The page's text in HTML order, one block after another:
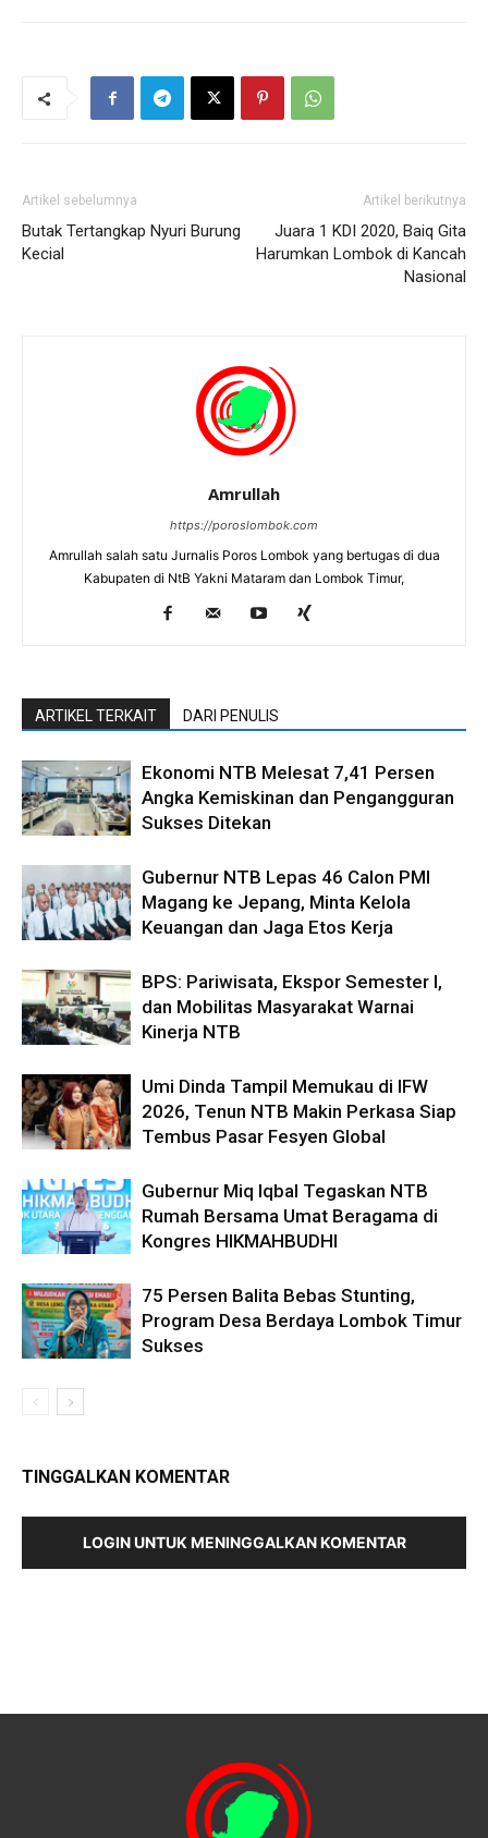
Artikel sebelumnya
Butak Tertangkap Nyuri Burung
Kecial
Artikel berikutnya
Juara 1 KDI 2020, Baiq Gita
Harumkan Lombok di Kancah
Nasional
Amrullah
https://poroslombok.com
Amrullah salah satu Jurnalis Poros Lombok yang bertugas di dua
Kabupaten di NtB Yakni Mataram dan Lombok Timur,
ARTIKEL TERKAIT DARI PENULIS
Ekonomi NTB Melesat 7,41 Persen
Angka Kemiskinan dan Pengangguran
Sukses Ditekan
Gubernur NTB Lepas 46 Calon PMI
Magang ke Jepang, Minta Kelola
Keuangan dan Jaga Etos Kerja
BPS: Pariwisata, Ekspor Semester I,
dan Mobilitas Masyarakat Warnai
Kinerja NTB
Umi Dinda Tampil Memukau di IFW
2026, Tenun NTB Makin Perkasa Siap
Tembus Pasar Fesyen Global
Gubernur Miq Iqbal Tegaskan NTB
Rumah Bersama Umat Beragama di
Kongres HIKMAHBUDHI
75 Persen Balita Bebas Stunting,
Program Desa Berdaya Lombok Timur
Sukses
TINGGALKAN KOMENTAR
LOGIN UNTUK MENINGGALKAN KOMENTAR